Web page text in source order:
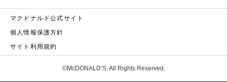
マクドナルド公式サイト
個人情報保護方針
サイト利用規約
©McDONALD’S. All Rights Reserved.